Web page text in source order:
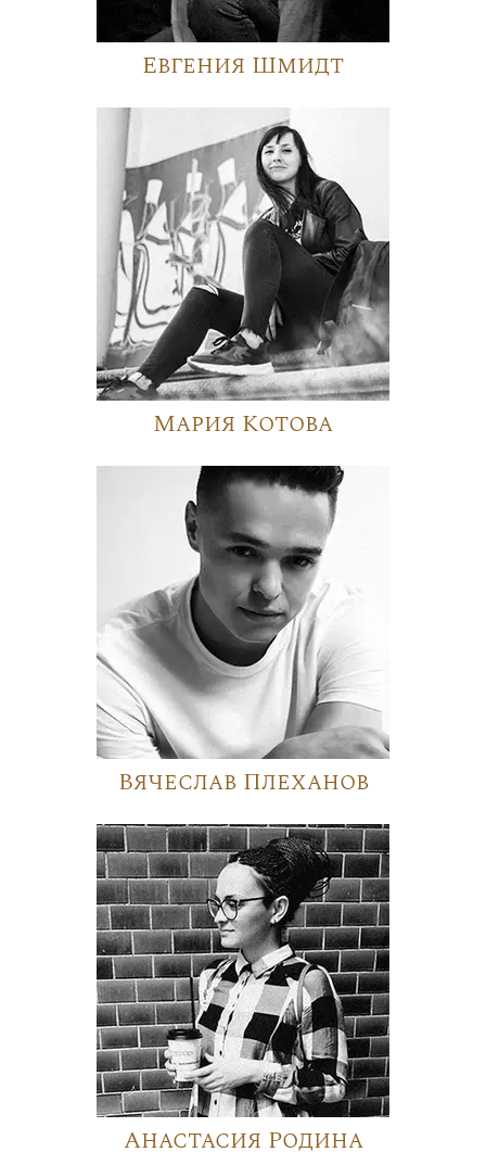
Евгения Шмидт
Мария Котова
Вячеслав Плеханов
Анастасия Родина